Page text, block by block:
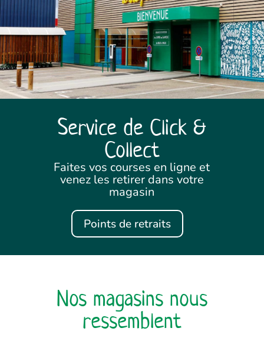
Service de Click &
Collect
Faites vos courses en ligne et
venez les retirer dans votre
magasin
Points de retraits
Nos magasins nous
ressemblent